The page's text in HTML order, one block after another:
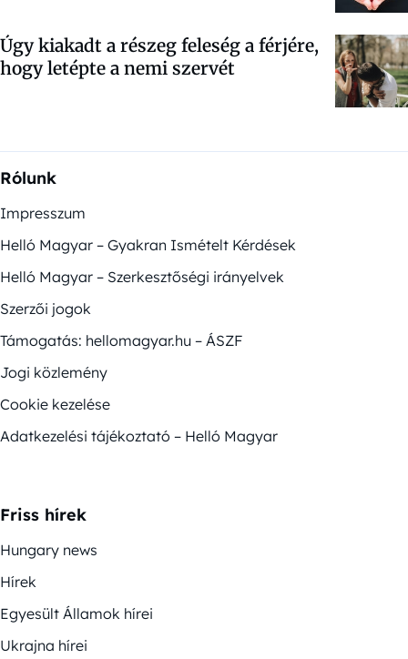
Úgy kiakadt a részeg feleség a férjére,
hogy letépte a nemi szervét
Rólunk
Impresszum
Helló Magyar – Gyakran Ismételt Kérdések
Helló Magyar – Szerkesztőségi irányelvek
Szerzői jogok
Támogatás: hellomagyar.hu – ÁSZF
Jogi közlemény
Cookie kezelése
Adatkezelési tájékoztató – Helló Magyar
Friss hírek
Hungary news
Hírek
Egyesült Államok hírei
Ukrajna hírei